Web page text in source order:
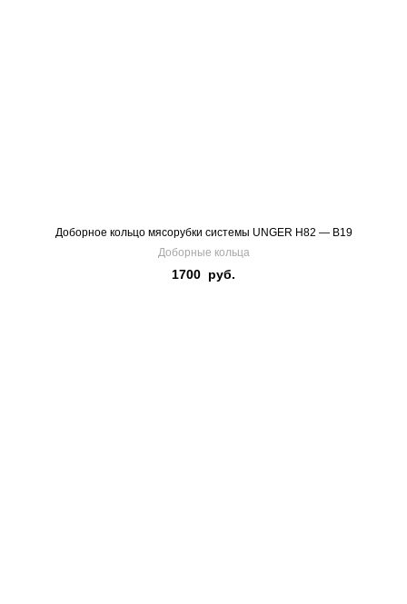
Доборное кольцо мясорубки системы UNGER H82 — B19
Доборные кольца
1700 руб.